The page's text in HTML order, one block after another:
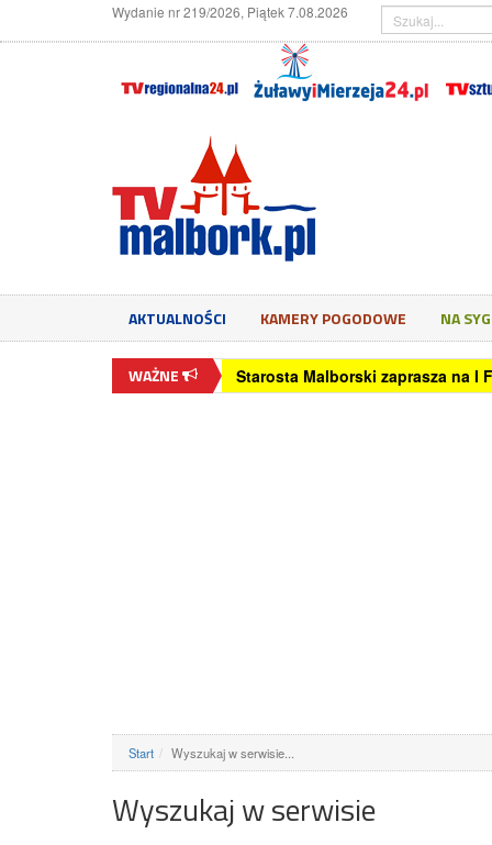
Wydanie nr 219/2026, Piątek 7.08.2026
AKTUALNOŚCI KAMERY POGODOWE NA
WAŻNE Starosta Malborski zaprasza na I
Start Wyszukaj w serwisie...
Wyszukaj w serwisie